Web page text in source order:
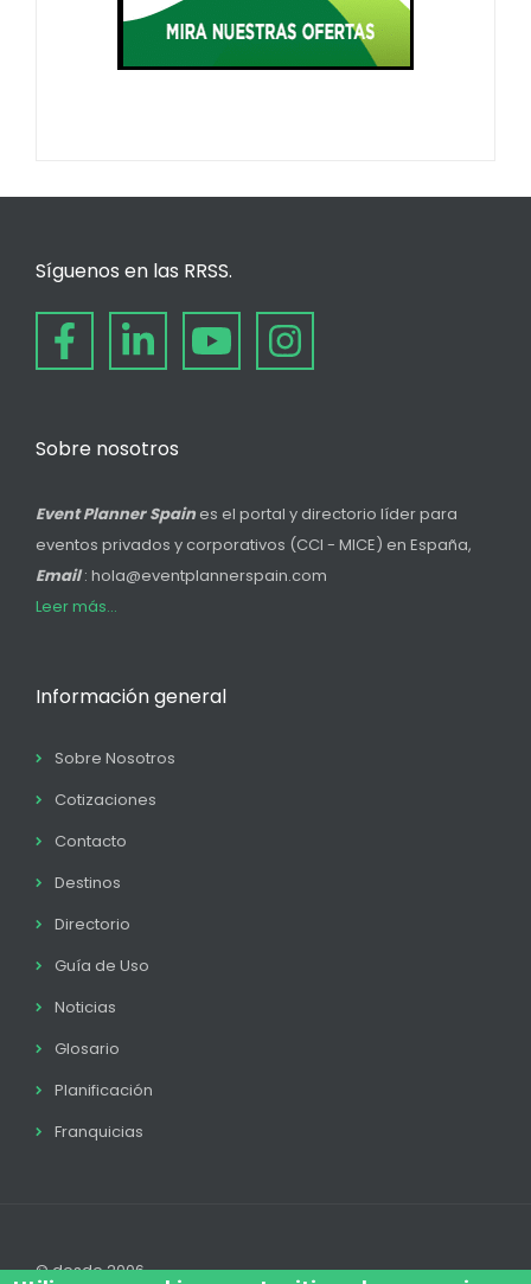
Síguenos en las RRSS.
Sobre nosotros
Event Planner Spain es el portal y directorio líder para
eventos privados y corporativos (CCI - MICE) en España,
Email: hola@eventplannerspain.com
Leer más...
Información general
Sobre Nosotros
Cotizaciones
Contacto
Destinos
Directorio
Guía de Uso
Noticias
Glosario
Planificación
Franquicias
© desde 2006